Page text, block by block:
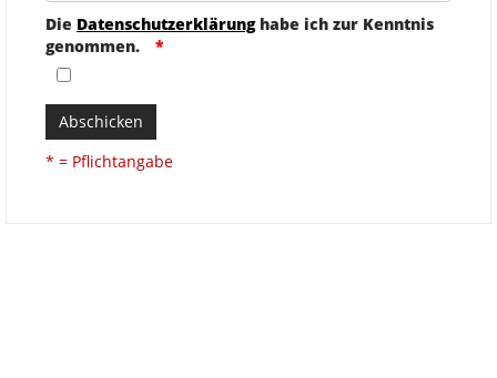
Die Datenschutzerklärunghabe ich zur Kenntnis
genommen.
Abschicken
* = Pflichtangabe